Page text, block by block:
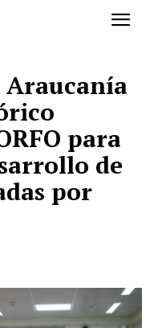
Araucanía
para
de
por